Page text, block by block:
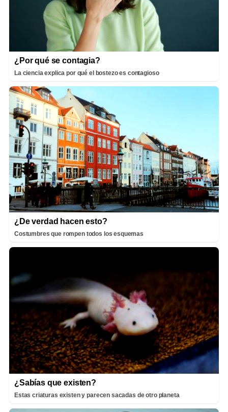
¿Por qué se contagia?
La ciencia explica por qué el bostezo es contagioso
¿De verdad hacen esto?
Costumbres que rompen todos los esquemas
¿Sabías que existen?
Estas criaturas existen y parecen sacadas de otro planeta